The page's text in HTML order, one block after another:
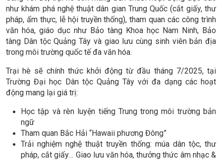
như khám phá nghệ thuật dân gian Trung Quốc (cắt giấy, thư
pháp, ẩm thực, lễ hội truyền thống), tham quan các công trình
văn hóa, giáo dục như Bảo tàng Khoa học Nam Ninh, Bảo
tàng Dân tộc Quảng Tây và giao lưu cùng sinh viên bản địa
trong môi trường quốc tế đa văn hóa.
Trại hè sẽ chính thức khởi động từ đầu tháng 7/2025, tại
Trường Đại học Dân tộc Quảng Tây với đa dạng các hoạt
động mang lại giá trị:
Học tập và rèn luyện tiếng Trung trong môi trường bản
ngữ
Tham quan Bắc Hải “Hawaii phương Đông”
Trải nghiệm nghệ thuật truyền thống: múa dân tộc, thư
pháp, cắt giấy… Giao lưu văn hóa, thưởng thức âm nhạc &